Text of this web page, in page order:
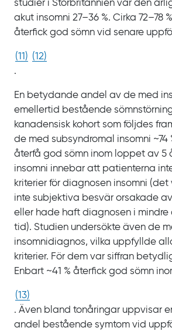
studier i Storbritannien var den
akut insomni 27‍‍–‍36 %. Cirka 72‍‍–‍78
återfick god sömn vid senare
(11) (12)
.
En betydande andel av de med
emellertid bestående
kanadensisk kohort som följdes
de med subsyndromal insomni ~74
återfå god sömn inom loppet av 5
insomni innebar att patienterna
kriterier för diagnosen insomni
inte subjektiva besvär orsakade
eller hade haft diagnosen i mindre
tid). Studien undersökte även de
insomnidiagnos, vilka uppfyllde
kriterier. För dem var siffran
Enbart ~‍41 % återfick god sömn
(13)
. Även bland tonåringar uppvisar
andel bestående symtom vid